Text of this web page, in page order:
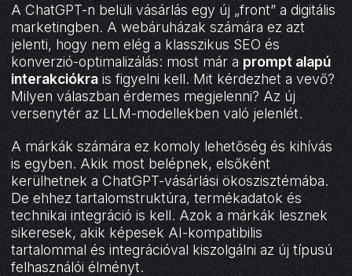
A ChatGPT-n belüli vásárlás egy új „front” a digitális
marketingben. A webáruházak számára ez azt
jelenti, hogy nem elég a klasszikus SEO és
konverzió-optimalizálás: most már a prompt alapú
interakciókra is figyelni kell. Mit kérdezhet a vevő?
Milyen válaszban érdemes megjelenni? Az új
versenytér az LLM-modellekben való jelenlét.
A márkák számára ez komoly lehetőség és kihívás
is egyben. Akik most belépnek, elsőként
kerülhetnek a ChatGPT-vásárlási ökoszisztémába.
De ehhez tartalomstruktúra, termékadatok és
technikai integráció is kell. Azok a márkák lesznek
sikeresek, akik képesek AI-kompatibilis
tartalommal és integrációval kiszolgálni az új típusú
felhasználói élményt.